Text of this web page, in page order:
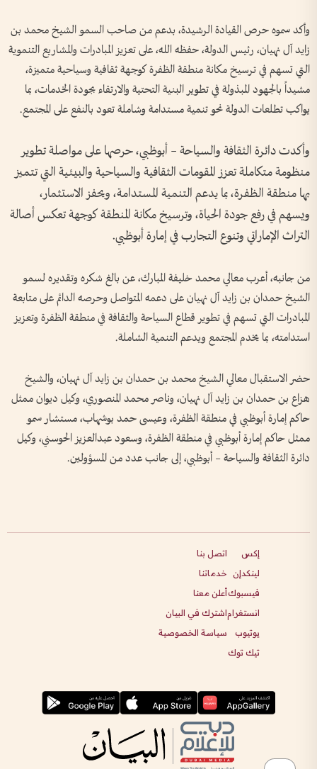
وأكد سموه حرص القيادة الرشيدة، بدعم من صاحب السمو الشيخ محمد بن
زايد آل نهيان، رئيس الدولة، حفظه الله، على تعزيز المبادرات والمشاريع التنموية
التي تسهم في ترسيخ مكانة منطقة الظفرة كوجهة ثقافية وسياحية متميزة،
مشيداً بالجهود المبذولة في تطوير البنية التحتية والارتقاء بجودة الخدمات، بما
يواكب تطلعات الدولة نحو تنمية مستدامة وشاملة تعود بالنفع على المجتمع.
وأكدت دائرة الثقافة والسياحة – أبوظبي، حرصها على مواصلة تطوير
منظومة متكاملة تعزز المقومات الثقافية والسياحية والبيئية التي تتميز
بها منطقة الظفرة، بما يدعم التنمية المستدامة، ويحفز الاستثمار،
ويسهم في رفع جودة الحياة، وترسيخ مكانة المنطقة كوجهة تعكس أصالة
التراث الإماراتي وتنوع التجارب في إمارة أبوظبي.
من جانبه، أعرب معالي محمد خليفة المبارك، عن بالغ شكره وتقديره لسمو
الشيخ حمدان بن زايد آل نهيان على دعمه المتواصل وحرصه الدائم على متابعة
المبادرات التي تسهم في تطوير قطاع السياحة والثقافة في منطقة الظفرة وتعزيز
استدامته، بما يخدم المجتمع ويدعم التنمية الشاملة.
حضر الاستقبال معالي الشيخ محمد بن حمدان بن زايد آل نهيان، والشيخ
هزاع بن حمدان بن زايد آل نهيان، وناصر محمد المنصوري، وكيل ديوان ممثل
حاكم إمارة أبوظبي في منطقة الظفرة، وعيسى حمد بوشهاب، مستشار سمو
ممثل حاكم إمارة أبوظبي في منطقة الظفرة، وسعود عبدالعزيز الحوسني، وكيل
دائرة الثقافة والسياحة – أبوظبي، إلى جانب عدد من المسؤولين.
إكس
لينكدإن
فيسبوك
انستغرام
يوتيوب
تيك توك
اتصل بنا
خدماتنا
أعلن معنا
اشترك في البيان
سياسة الخصوصية